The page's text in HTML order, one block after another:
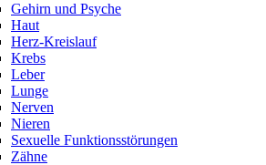
Gehirn und Psyche
Haut
Herz-Kreislauf
Krebs
Leber
Lunge
Nerven
Nieren
Sexuelle Funktionsstörungen
Zähne